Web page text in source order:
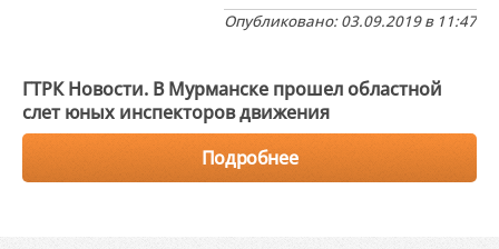
Опубликовано: 03.09.2019 в 11:47
ГТРК Новости. В Мурманске прошел областной
слет юных инспекторов движения
Подробнее